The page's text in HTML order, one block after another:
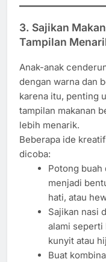
3. Sajikan
Tampilan
Anak-anak
dengan warna dan
karena itu, penting
tampilan makanan
lebih menarik.
Beberapa ide
dicoba:
Potong buah
menjadi
hati, atau
Sajikan nasi
alami seperti
kunyit atau
Buat